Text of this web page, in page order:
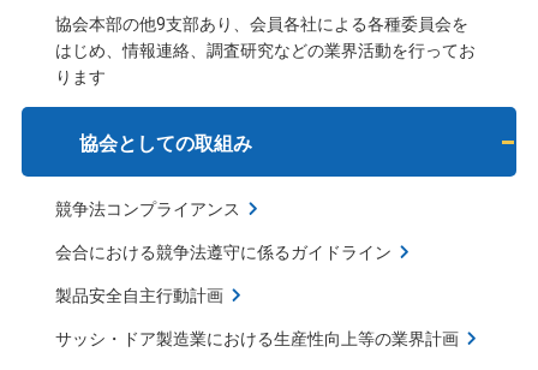
協会本部の他9支部あり、会員各社による各種委員会を
はじめ、情報連絡、調査研究などの業界活動を行ってお
ります
協会としての取組み
競争法コンプライアンス
会合における競争法遵守に係るガイドライン
製品安全自主行動計画
サッシ・ドア製造業における生産性向上等の業界計画